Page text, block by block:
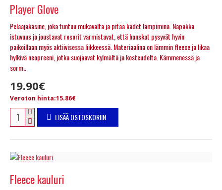
Player Glove
Pelaajakäsine, joka tuntuu mukavalta ja pitää kädet lämpiminä. Napakka
istuvuus ja joustavat resorit varmistavat, että hanskat pysyvät hyvin
paikoillaan myös aktiivisessa liikkeessä. Materiaalina on lämmin fleece ja likaa
hylkivä neopreeni, jotka suojaavat kylmältä ja kosteudelta. Kämmenessä ja
sorm..
19.90€
Veroton hinta:15.86€
LISÄÄ OSTOSKORIIN
Fleece kauluri